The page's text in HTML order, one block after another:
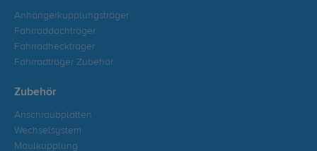
Anhängerkupplungsträger
Fahrraddachträger
Fahrradheckträger
Fahrradträger Zubehör
Zubehör
Anschraubplatten
Wechselsystem
Maulkupplung